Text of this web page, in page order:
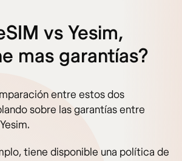
vs Yesim,
mas garantías?
entre estos dos
sobre las garantías entre
tiene disponible una política de